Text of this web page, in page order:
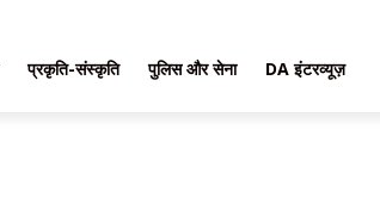
प्रकृति-संस्कृति पुलिस और सेना DA इंटरव्यूज़